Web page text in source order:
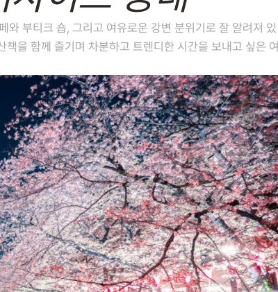
부티크 숍, 그리고 여유로운 강변 분위기로 잘 알려져 있
을 함께 즐기며 차분하고 트렌디한 시간을 보내고 싶은 여